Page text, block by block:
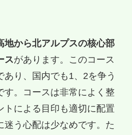
地から北アルプスの核心部
スがあります。このコース
あり、国内でも1、2を争う
す。コースは非常によく整
トによる目印も適切に配置
迷う心配は少なめです。た